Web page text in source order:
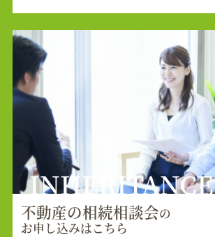
INHERITANCE
不動産の相続相談会の
お申し込みはこちら